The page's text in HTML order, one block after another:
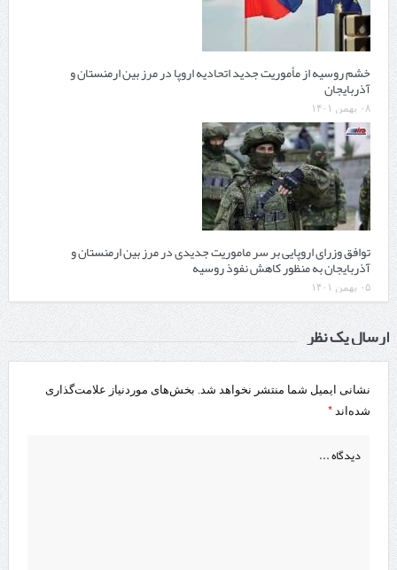
خشم روسیه از مأموریت جدید اتحادیه اروپا در مرز بین ارمنستان و
آذربایجان
۰۸ بهمن ۱۴۰۱
توافق وزرای اروپایی بر سر ماموریت جدیدی در مرز بین ارمنستان و
آذربایجان به منظور کاهش نفوذ روسیه
۰۵ بهمن ۱۴۰۱
ارسال یک نظر
نشانی ایمیل شما منتشر نخواهد شد. بخش‌های موردنیاز علامت‌گذاری
شده‌اند *